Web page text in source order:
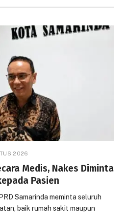
2026
Medis, Nakes Diminta
Pasien
Samarinda meminta seluruh
baik rumah sakit maupun